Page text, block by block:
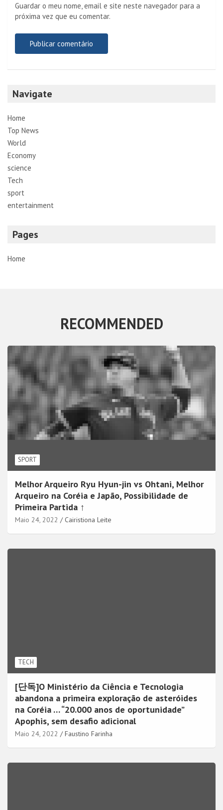
Guardar o meu nome, email e site neste navegador para a
próxima vez que eu comentar.
Navigate
Home
Top News
World
Economy
science
Tech
sport
entertainment
Pages
Home
RECOMMENDED
SPORT
Melhor Arqueiro Ryu Hyun-jin vs Ohtani, Melhor
Arqueiro na Coréia e Japão, Possibilidade de
Primeira Partida ↑
Maio 24, 2022 Cairistiona Leite
TECH
[단독]O Ministério da Ciência e Tecnologia
abandona a primeira exploração de asteróides
na Coréia … “20.000 anos de oportunidade”
Apophis, sem desafio adicional
Maio 24, 2022 Faustino Farinha